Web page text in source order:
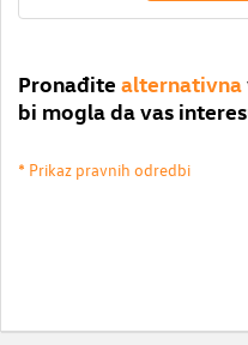
Pronađite alternativna
bi mogla da vas
* Prikaz pravnih odredbi